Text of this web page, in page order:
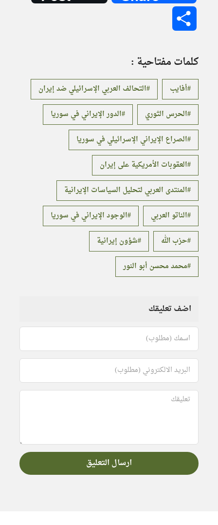
كلمات مفتاحية :
أفايب
التحالف العربي الإسرائيلي ضد إيران
الحرس الثوري
الدور الإيراني في سوريا
الصراع الإيراني الإسرائيلي في سوريا
العقوبات الأمريكية على إيران
المنتدى العربي لتحليل السياسات الإيرانية
الناتو العربي
الوجود الإيراني في سوريا
حزب الله
شؤون إيرانية
محمد محسن أبو النور
اضف تعليقك